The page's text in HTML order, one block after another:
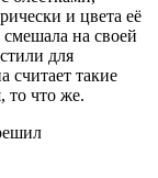
и цвета её
на своей
для
считает такие
то что же.